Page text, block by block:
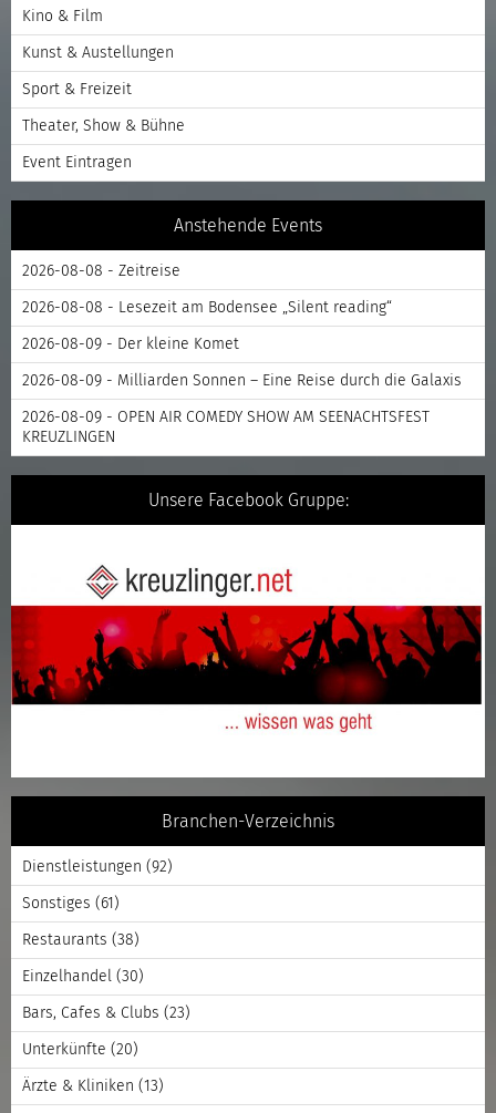
Kino & Film
Kunst & Austellungen
Sport & Freizeit
Theater, Show & Bühne
Event Eintragen
Anstehende Events
2026-08-08 - Zeitreise
2026-08-08 - Lesezeit am Bodensee „Silent reading“
2026-08-09 - Der kleine Komet
2026-08-09 - Milliarden Sonnen – Eine Reise durch die Galaxis
2026-08-09 - OPEN AIR COMEDY SHOW AM SEENACHTSFEST
KREUZLINGEN
Unsere Facebook Gruppe:
Branchen-Verzeichnis
Dienstleistungen (92)
Sonstiges (61)
Restaurants (38)
Einzelhandel (30)
Bars, Cafes & Clubs (23)
Unterkünfte (20)
Ärzte & Kliniken (13)